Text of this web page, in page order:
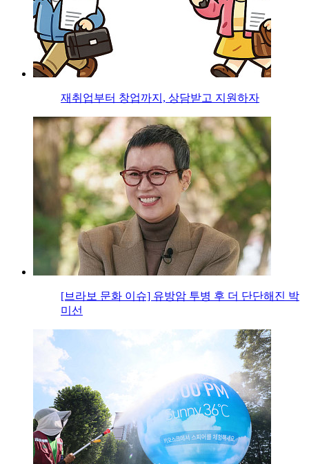
재취업부터 창업까지, 상담받고 지원하자
[브라보 문화 이슈] 유방암 투병 후 더 단단해진 박
미선